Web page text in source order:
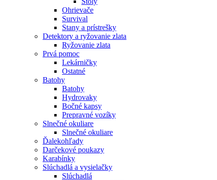
Ohrievače
Survival
Stany a prístrešky
Detektory a ryžovanie zlata
Ryžovanie zlata
Prvá pomoc
Lekárničky
Ostatné
Batohy
Batohy
Hydrovaky
Bočné kapsy
Prepravné vozíky
Slnečné okuliare
Slnečné okuliare
Ďalekohľady
Darčekové poukazy
Karabínky
Slúchadlá a vysielačky
Slúchadlá